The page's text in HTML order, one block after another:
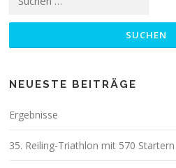
nach:
NEUESTE BEITRÄGE
Ergebnisse
35. Reiling-Triathlon mit 570 Startern